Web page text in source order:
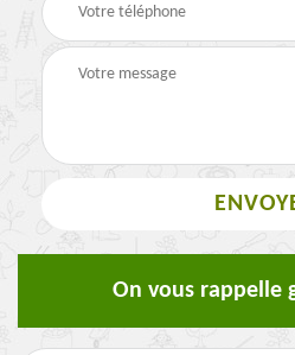
On vous rappelle